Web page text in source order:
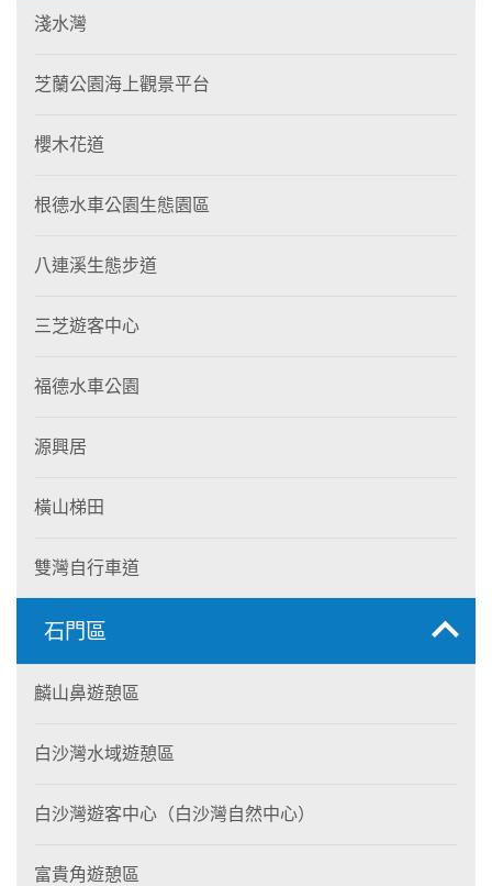
淺水灣
芝蘭公園海上觀景平台
櫻木花道
根德水車公園生態園區
八連溪生態步道
三芝遊客中心
福德水車公園
源興居
橫山梯田
雙灣自行車道
石門區
麟山鼻遊憩區
白沙灣水域遊憩區
白沙灣遊客中心（白沙灣自然中心）
富貴角遊憩區